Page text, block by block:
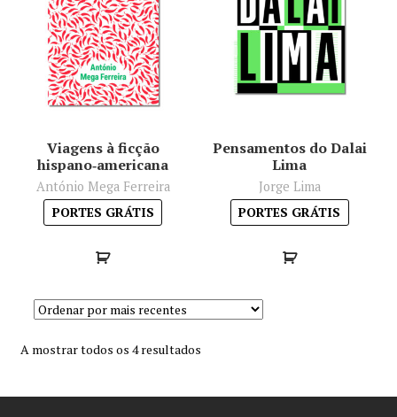
Viagens à ficção
hispano‑americana
António Mega Ferreira
PORTES GRÁTIS
Pensamentos do Dalai
Lima
Jorge Lima
PORTES GRÁTIS
A mostrar todos os 4 resultadosSorted